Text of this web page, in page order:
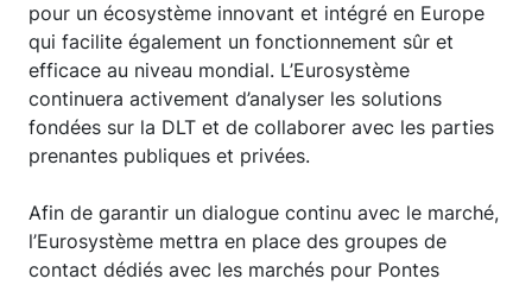
pour un écosystème innovant et intégré en Europe
qui facilite également un fonctionnement sûr et
efficace au niveau mondial. L’Eurosystème
continuera activement d’analyser les solutions
fondées sur la DLT et de collaborer avec les parties
prenantes publiques et privées.
Afin de garantir un dialogue continu avec le marché,
l’Eurosystème mettra en place des groupes de
contact dédiés avec les marchés pour Pontes